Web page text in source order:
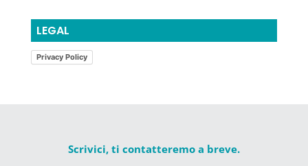
LEGAL
Privacy Policy
Scrivici, ti contatteremo a breve.